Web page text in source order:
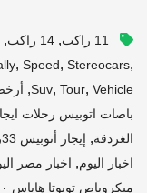
11 راكب , 14 راكب ,
, Speed, Stereocars,
Suv, Tour, Vehicle
,
باصات اتوبيس رحلات
الغردقة, إيجار أتوبيس 33راكب
اخبار اليوم, اخبار مصر
ميكروباص تويوتا هاياس ٢٠٢٠ وعروض الايجار